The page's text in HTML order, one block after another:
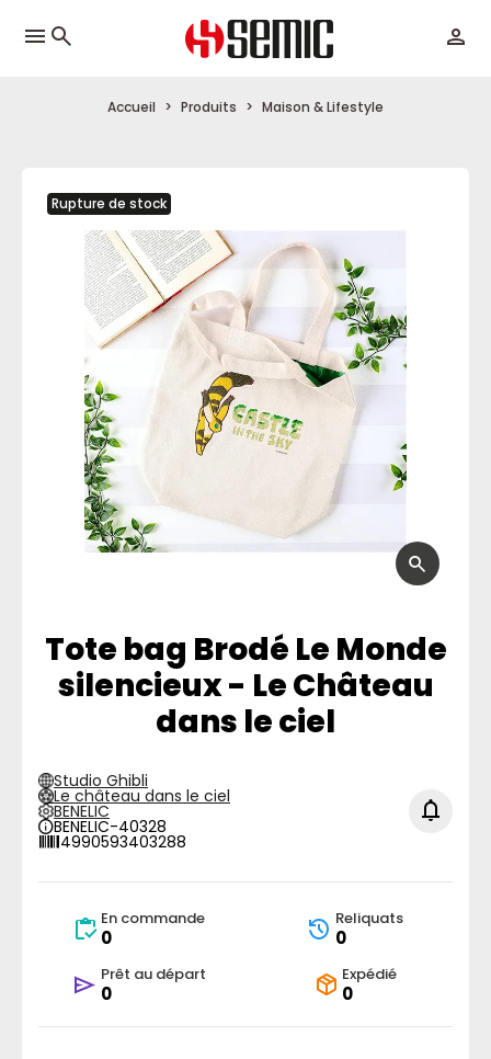
menu
Accueil Produits Maison & Lifestyle
Rupture de stock
Tote bag Brodé Le Monde
silencieux - Le Château
dans le ciel
Studio Ghibli
Le château dans le ciel
BENELIC
BENELIC-40328
4990593403288
En commande
0
Reliquats
0
Prêt au départ
0
Expédié
0